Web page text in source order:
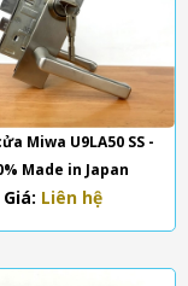
Miwa U9LA50 SS -
Made in Japan
Giá: Liên hệ